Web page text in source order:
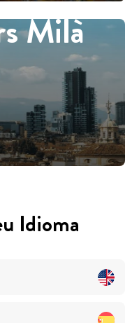
Milà
Idioma